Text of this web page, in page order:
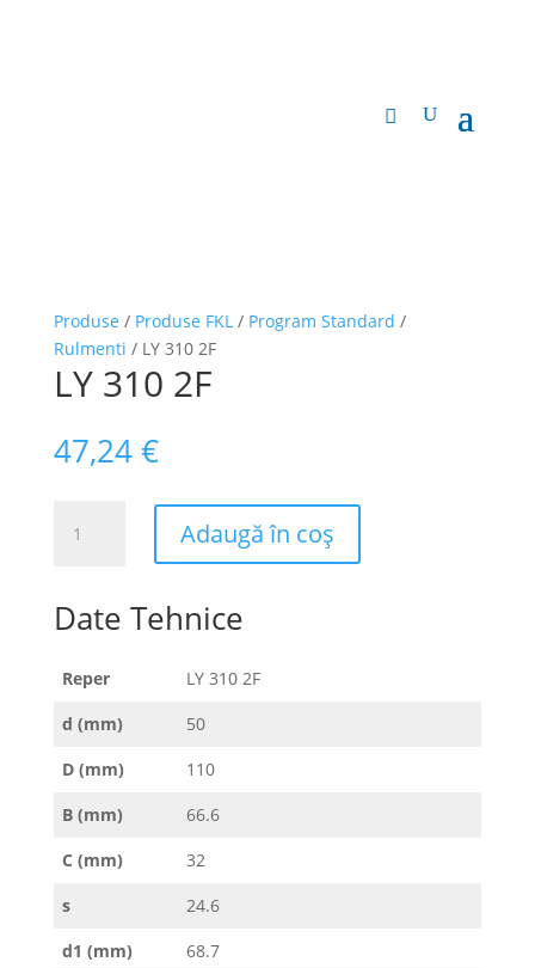
Produse / Produse FKL/ Program Standard /
Rulmenti / LY 310 2F
LY 310 2F
47,24€
Adaugă în coș
Date Tehnice
Reper
LY 310 2F
d (mm)
50
D (mm)
110
B (mm)
66.6
C (mm)
32
s
24.6
d1 (mm)
68.7